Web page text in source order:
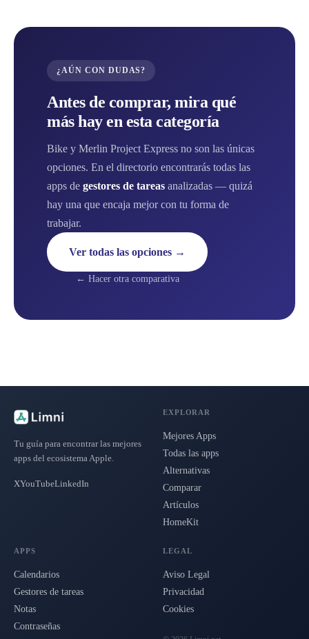
¿AÚN CON DUDAS?
Antes de comprar, mira qué
más hay en esta categoría
Bike y Merlin Project Express no son las únicas
opciones. En el directorio encontrarás todas las
apps de gestores de tareas analizadas — quizá
hay una que encaja mejor con tu forma de
trabajar.
Ver todas las opciones →
← Hacer otra comparativa
Tu guía para encontrar las mejores
apps del ecosistema Apple.
XYouTubeLinkedIn
EXPLORAR
Mejores Apps
Todas las apps
Alternativas
Comparar
Artículos
HomeKit
APPS
Calendarios
Gestores de tareas
Notas
Contraseñas
LEGAL
Aviso Legal
Privacidad
Cookies